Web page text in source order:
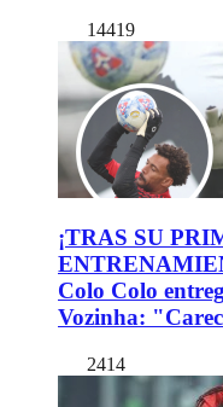
14419
¡TRAS SU
Colo Colo
Vozinha:
2414